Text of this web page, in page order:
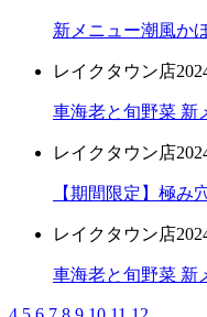
新メニュー潮風か
レイクタウン店
車海老と旬野菜 新
レイクタウン店
【期間限定】極み
レイクタウン店
車海老と旬野菜 新